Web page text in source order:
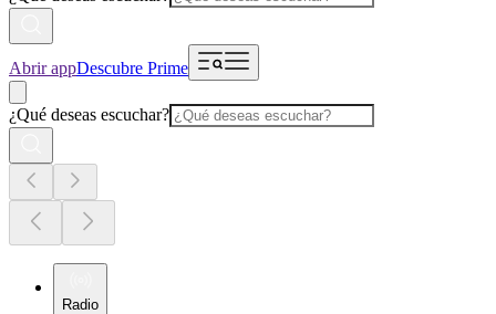
Abrir appDescubre Prime
¿Qué deseas escuchar?
Radio